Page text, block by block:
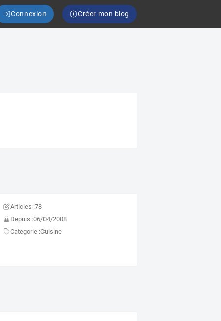
Connexion Créer mon blog
Articles :78
Depuis :06/04/2008
Categorie :Cuisine